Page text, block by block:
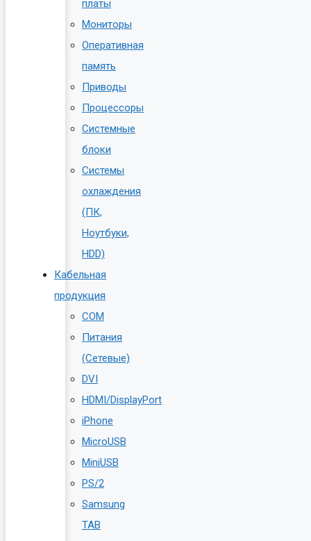
платы
Мониторы
Оперативная
память
Приводы
Процессоры
Системные
блоки
Системы
охлаждения
(ПК,
Ноутбуки,
HDD)
Кабельная
продукция
COM
Питания
(Сетевые)
DVI
HDMI/DisplayPort
iPhone
MicroUSB
MiniUSB
PS/2
Samsung
TAB